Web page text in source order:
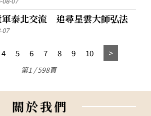
軍泰北交流 追尋星雲大師弘法
07
4 5 6 7 8 9 10
第1 / 598頁
關於我們